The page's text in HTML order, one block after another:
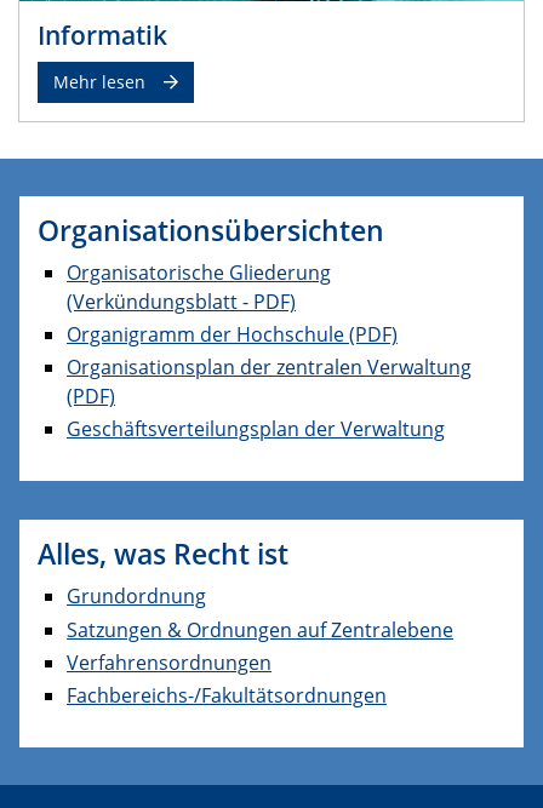
Informatik
Mehr lesen
Organisationsübersichten
Organisatorische Gliederung
(Verkündungsblatt - PDF)
Organigramm der Hochschule (PDF)
Organisationsplan der zentralen Verwaltung
(PDF)
Geschäftsverteilungsplan der Verwaltung
Alles, was Recht ist
Grundordnung
Satzungen & Ordnungen auf Zentralebene
Verfahrensordnungen
Fachbereichs-/Fakultätsordnungen